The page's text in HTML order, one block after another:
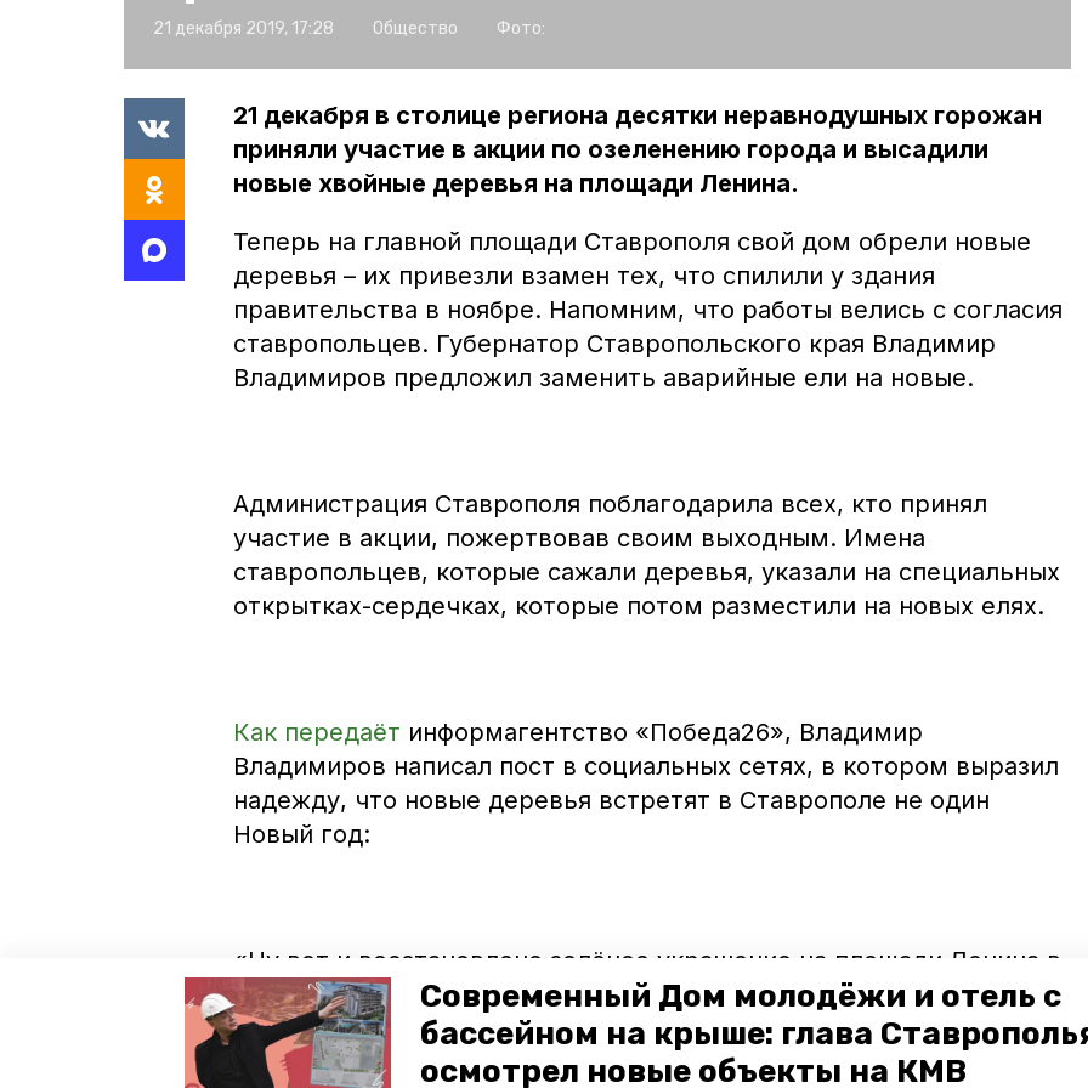
Современный Дом молодёжи и отель с
бассейном на крыше: глава
осмотрел новые объекты на КМВ
21 декабря 2019, 17:28 Общество Фото:
21 декабря в столице региона десятки неравнодушных горожан
приняли участие в акции по озеленению города и высадили
новые хвойные деревья на площади Ленина.
Теперь на главной площади Ставрополя свой дом обрели новые
деревья – их привезли взамен тех, что спилили у здания
правительства в ноябре. Напомним, что работы велись с согласия
ставропольцев. Губернатор Ставропольского края Владимир
Владимиров предложил заменить аварийные ели на новые.
Администрация Ставрополя поблагодарила всех, кто принял
участие в акции, пожертвовав своим выходным. Имена
ставропольцев, которые сажали деревья, указали на специальных
открытках-сердечках, которые потом разместили на новых елях.
Как передаёт информагентство «Победа26», Владимир
Владимиров написал пост в социальных сетях, в котором выразил
надежду, что новые деревья встретят в Ставрополе не один
Новый год:
«Ну вот и восстановлено зелёное украшение на площади Ленина в
Ставрополе. Скоро ели впервые встретят здесь Новый год. И
пусть еще много-много новогодних праздников у них будет
впереди», — отметил губернатор.